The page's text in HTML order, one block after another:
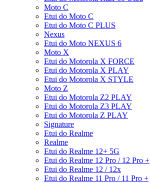
Moto C
Etui do Moto C
Etui do Moto C PLUS
Nexus
Etui do Moto NEXUS 6
Moto X
Etui do Motorola X FORCE
Etui do Motorola X PLAY
Etui do Motorola X STYLE
Moto Z
Etui do Motorola Z2 PLAY
Etui do Motorola Z3 PLAY
Etui do Motorola Z PLAY
Signature
Etui do Realme
Realme
Etui do Realme 12+ 5G
Etui do Realme 12 Pro / 12 Pro +
Etui do Realme 12 / 12x
Etui do Realme 11 Pro / 11 Pro +